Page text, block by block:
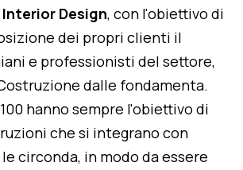
Design, con l'obiettivo di
dei propri clienti il
e professionisti del settore,
dalle fondamenta.
hanno sempre l'obiettivo di
che si integrano con
circonda, in modo da essere